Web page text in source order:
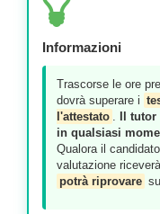
Informazioni
Trascorse le ore
dovrà superare i
l'attestato .
Il
in qualsiasi
Qualora il candidato
valutazione
potrà riprovare